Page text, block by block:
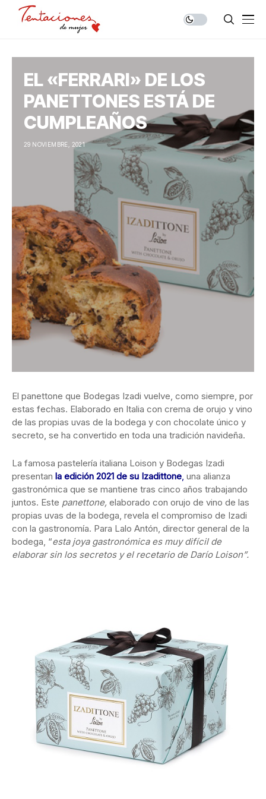
EL «FERRARI» DE LOS
PANETTONES ESTÁ DE
CUMPLEAÑOS
29 NOVIEMBRE, 2021
El panettone que Bodegas Izadi vuelve, como siempre, por
estas fechas. Elaborado en Italia con crema de orujo y vino
de las propias uvas de la bodega y con chocolate único y
secreto, se ha convertido en toda una tradición navideña.
La famosa pastelería italiana Loison y Bodegas Izadi
presentan la edición 2021 de su Izadittone, una alianza
gastronómica que se mantiene tras cinco años trabajando
juntos. Este panettone, elaborado con orujo de vino de las
propias uvas de la bodega, revela el compromiso de Izadi
con la gastronomía. Para Lalo Antón, director general de la
bodega, “esta joya gastronómica es muy difícil de
elaborar sin los secretos y el recetario de Darío Loison”.